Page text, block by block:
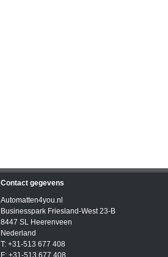
Contact gegevens
Automatten4you.nl
Businesspark Friesland-West 23-B
8447 SL Heerenveen
Nederland
T: +31-513 677 408
F: +31-513 677 408